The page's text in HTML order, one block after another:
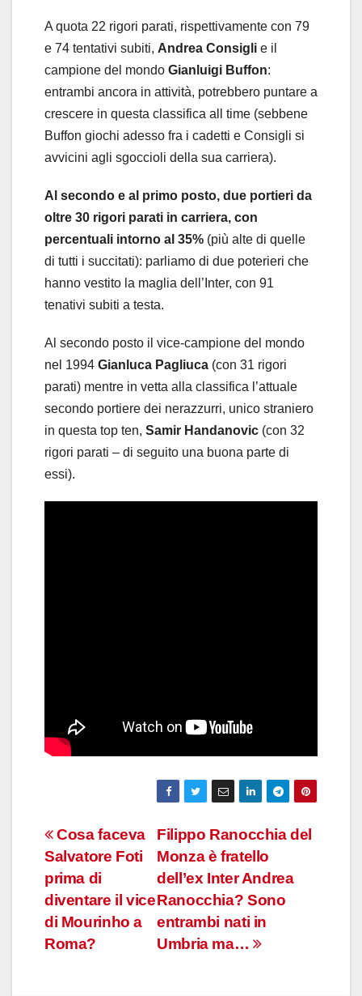
A quota 22 rigori parati, rispettivamente con 79
e 74 tentativi subiti, Andrea Consigli e il
campione del mondo Gianluigi Buffon:
entrambi ancora in attività, potrebbero puntare a
crescere in questa classifica all time (sebbene
Buffon giochi adesso fra i cadetti e Consigli si
avvicini agli sgoccioli della sua carriera).
Al secondo e al primo posto, due portieri da
oltre 30 rigori parati in carriera, con
percentuali intorno al 35% (più alte di quelle
di tutti i succitati): parliamo di due poterieri che
hanno vestito la maglia dell’Inter, con 91
tenativi subiti a testa.
Al secondo posto il vice-campione del mondo
nel 1994 Gianluca Pagliuca (con 31 rigori
parati) mentre in vetta alla classifica l’attuale
secondo portiere dei nerazzurri, unico straniero
in questa top ten, Samir Handanovic (con 32
rigori parati – di seguito una buona parte di
essi).
Navigazione
articoli
Filippo Ranocchia del
Monza è fratello
dell’ex Inter Andrea
Ranocchia? Sono
entrambi nati in
Umbria ma…
Cosa faceva
Salvatore Foti
prima di
diventare il vice
di Mourinho a
Roma?